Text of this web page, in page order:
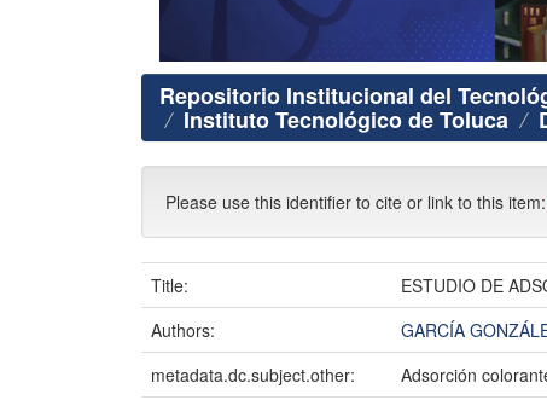
Repositorio Institucional del
Instituto Tecnológico de Toluca
Please use this identifier to cite or link to this item:
Title:
ESTUDIO DE
Authors:
GARCÍA
metadata.dc.subject.other:
Adsorción